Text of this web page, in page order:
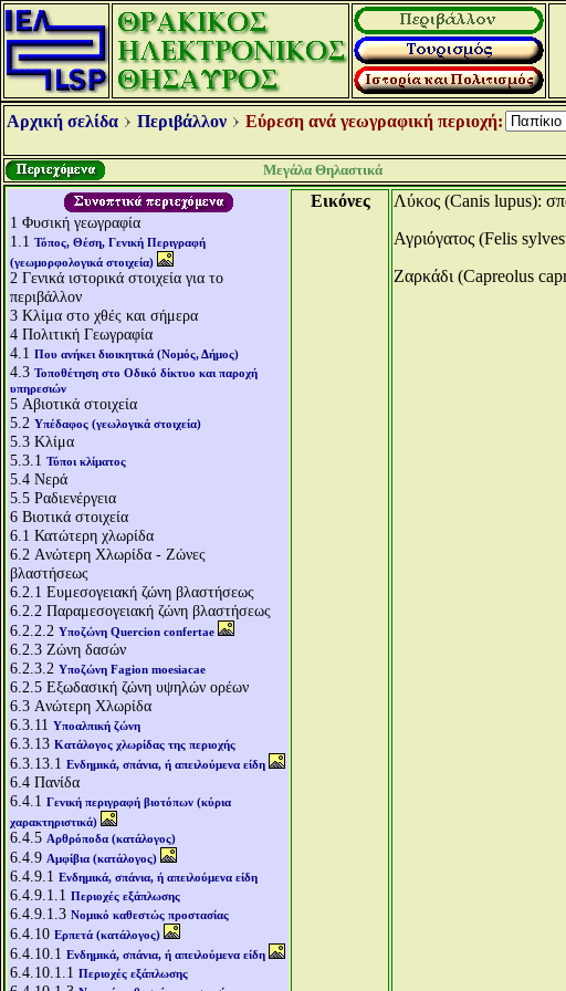
Αρχική σελίδα Περιβάλλον Εύρεση ανά γεωγραφική περιοχή:
Μεγάλα Θηλαστικά
1 Φυσική γεωγραφία
1.1 Τόπος, Θέση, Γενική Περιγραφή
(γεωμορφολογικά στοιχεία)
2 Γενικά ιστορικά στοιχεία για το
περιβάλλον
3 Κλίμα στο χθές και σήμερα
4 Πολιτική Γεωγραφία
4.1 Που ανήκει διοικητικά (Νομός, Δήμος)
4.3 Τοποθέτηση στο Οδικό δίκτυο και παροχή
υπηρεσιών
5 Αβιοτικά στοιχεία
5.2 Υπέδαφος (γεωλογικά στοιχεία)
5.3 Κλίμα
5.3.1 Τύποι κλίματος
5.4 Νερά
5.5 Ραδιενέργεια
6 Βιοτικά στοιχεία
6.1 Κατώτερη χλωρίδα
6.2 Aνώτερη Χλωρίδα - Ζώνες
βλαστήσεως
6.2.1 Ευμεσογειακή ζώνη βλαστήσεως
6.2.2 Παραμεσογειακή ζώνη βλαστήσεως
6.2.2.2 Υποζώνη Quercion confertae
6.2.3 Ζώνη δασών
6.2.3.2 Υποζώνη Fagion moesiacae
6.2.5 Εξωδασική ζώνη υψηλών ορέων
6.3 Aνώτερη Χλωρίδα
6.3.11 Υποαλπική ζώνη
6.3.13 Κατάλογος χλωρίδας της περιοχής
6.3.13.1 Ενδημικά, σπάνια, ή απειλούμενα είδη
6.4 Πανίδα
6.4.1 Γενική περιγραφή βιοτόπων (κύρια
χαρακτηριστικά)
6.4.5 Αρθρόποδα (κατάλογος)
6.4.9 Αμφίβια (κατάλογος)
6.4.9.1 Ενδημικά, σπάνια, ή απειλούμενα είδη
6.4.9.1.1 Περιοχές εξάπλωσης
6.4.9.1.3 Νομικό καθεστώς προστασίας
6.4.10 Ερπετά (κατάλογος)
6.4.10.1 Ενδημικά, σπάνια, ή απειλούμενα είδη
6.4.10.1.1 Περιοχές εξάπλωσης
Εικόνες
Λύκος (Canis lupus):
Αγριόγατος (Felis
Zαρκάδι (Capreolus